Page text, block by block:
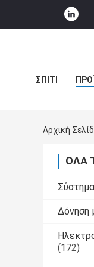
ΣΠΊΤΙ
Αρχική
ΌΛΑ
Δόνηση
(172)